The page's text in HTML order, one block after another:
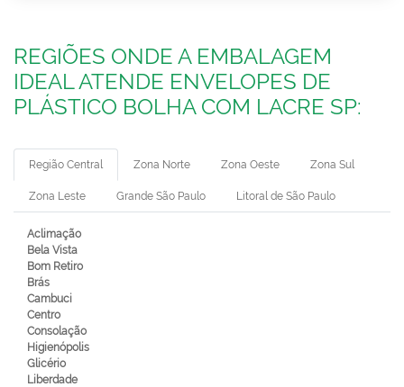
REGIÕES ONDE A EMBALAGEM
IDEAL ATENDE ENVELOPES DE
PLÁSTICO BOLHA COM LACRE SP:
Região Central Zona Norte Zona Oeste Zona Sul
Zona Leste Grande São Paulo Litoral de São Paulo
Aclimação
Bela Vista
Bom Retiro
Brás
Cambuci
Centro
Consolação
Higienópolis
Glicério
Liberdade